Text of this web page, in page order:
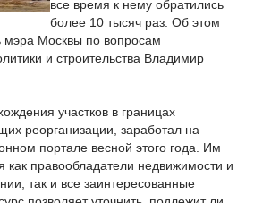
все время к нему обратились
более 10 тысяч раз. Об этом
мэра Москвы по вопросам
и строительства Владимир
участков в границах
реорганизации, заработал на
портале весной этого года. Им
как правообладатели недвижимости и
так и все заинтересованные